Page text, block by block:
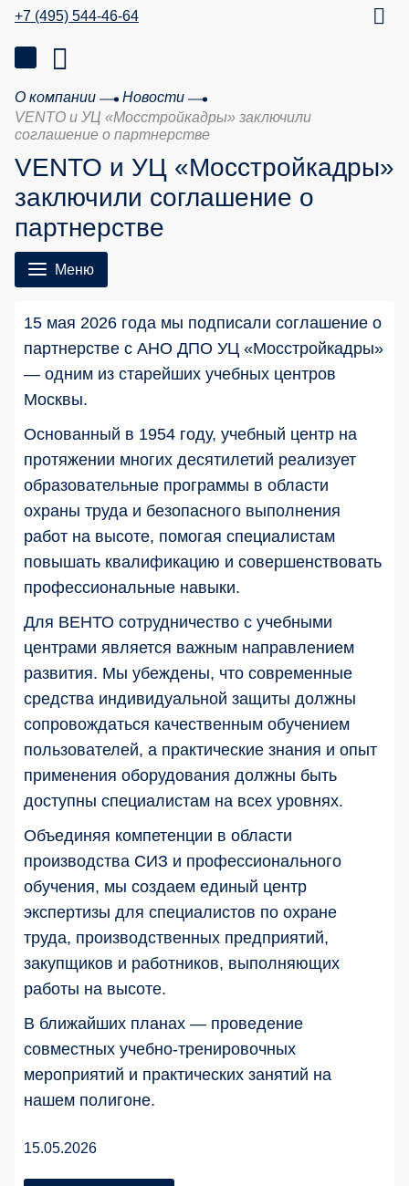
+7 (495) 544-46-64
О компании
Новости
VENTO и УЦ «Мосстройкадры» заключили
соглашение о партнерстве
VENTO и УЦ «Мосстройкадры»
заключили соглашение о
партнерстве
Меню
15 мая 2026 года мы подписали соглашение о
партнерстве с АНО ДПО УЦ «Мосстройкадры»
— одним из старейших учебных центров
Москвы.
Основанный в 1954 году, учебный центр на
протяжении многих десятилетий реализует
образовательные программы в области
охраны труда и безопасного выполнения
работ на высоте, помогая специалистам
повышать квалификацию и совершенствовать
профессиональные навыки.
Для ВЕНТО сотрудничество с учебными
центрами является важным направлением
развития. Мы убеждены, что современные
средства индивидуальной защиты должны
сопровождаться качественным обучением
пользователей, а практические знания и опыт
применения оборудования должны быть
доступны специалистам на всех уровнях.
Объединяя компетенции в области
производства СИЗ и профессионального
обучения, мы создаем единый центр
экспертизы для специалистов по охране
труда, производственных предприятий,
закупщиков и работников, выполняющих
работы на высоте.
В ближайших планах — проведение
совместных учебно-тренировочных
мероприятий и практических занятий на
нашем полигоне.
15.05.2026